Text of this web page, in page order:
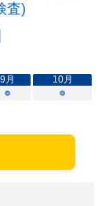
査)
9月 10月
○ ○